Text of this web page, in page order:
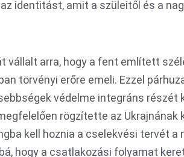
identitást, amit a szüleitől és a
vállalt arra, hogy a fent említett
törvényi erőre emeli. Ezzel
védelme integráns részét
rögzítette az Ukrajnának
kell hoznia a cselekvési tervét a
hogy a csatlakozási folyamat